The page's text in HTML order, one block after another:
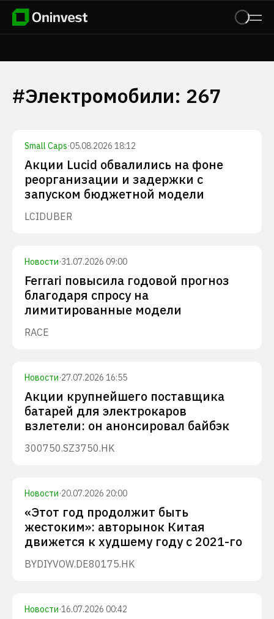
#Электромобили: 267
Small Caps·05.08.2026 18:12
Акции Lucid обвалились на фоне
реорганизации и задержки с
запуском бюджетной модели
LCIDUBER
Новости·31.07.2026 09:00
Ferrari повысила годовой прогноз
благодаря спросу на
лимитированные модели
RACE
Новости·27.07.2026 16:55
Акции крупнейшего поставщика
батарей для электрокаров
взлетели: он анонсировал байбэк
300750.SZ3750.HK
Новости·20.07.2026 20:00
«Этот год продолжит быть
жестоким»: авторынок Китая
движется к худшему году с 2021-го
BYDIYVOW.DE80175.HK
Новости·16.07.2026 00:42